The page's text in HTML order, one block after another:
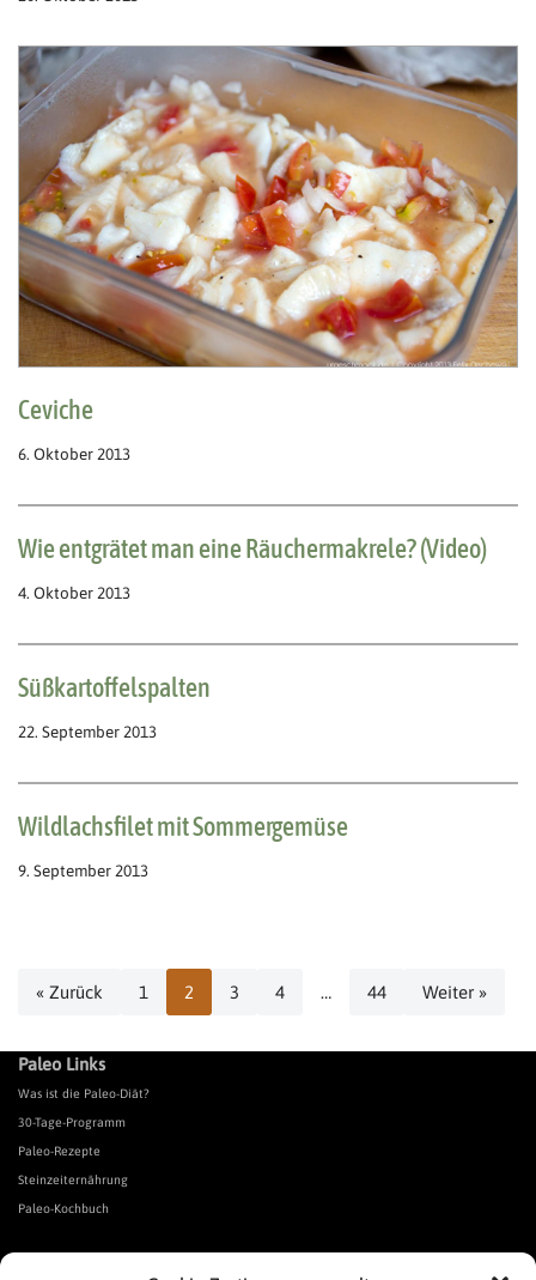
Ceviche
6. Oktober 2013
Wie entgrätet man eine Räuchermakrele? (Video)
4. Oktober 2013
Süßkartoffelspalten
22. September 2013
Wildlachsfilet mit Sommergemüse
9. September 2013
« Zurück 1 2 3 4 … 44 Weiter »
Paleo Links
Was ist die Paleo-Diät?
30-Tage-Programm
Paleo-Rezepte
Steinzeiternährung
Paleo-Kochbuch
*Affiliate Link. Als Partner verschiedener Unternehmen verdiene ich an qualifizierten Verkäufen.